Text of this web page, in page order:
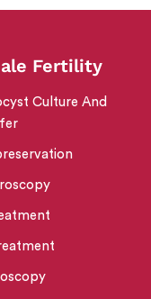
Fertility
Culture And